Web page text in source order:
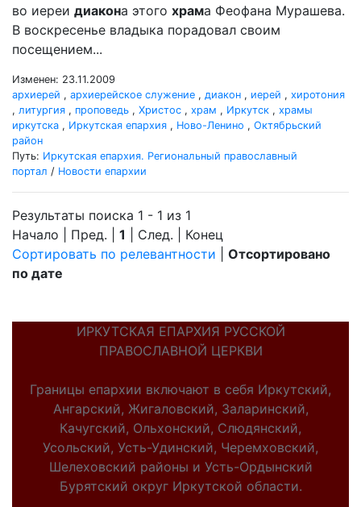
во иереи диакона этого храма Феофана Мурашева.
В воскресенье владыка порадовал своим
посещением...
Изменен: 23.11.2009
архиерей , архиерейское служение , диакон , иерей , хиротония
, литургия , проповедь , Христос , храм , Иркутск , храмы
иркутска , Иркутская епархия , Ново-Ленино , Октябрьский
район
Путь: Иркутская епархия. Региональный православный
портал / Новости епархии
Результаты поиска 1 - 1 из 1
Начало | Пред. | 1 | След. | Конец
Сортировать по релевантности
Отсортировано
по дате
ИРКУТСКАЯ ЕПАРХИЯ РУССКОЙ
ПРАВОСЛАВНОЙ ЦЕРКВИ
Границы епархии включают в себя Иркутский,
Ангарский, Жигаловский, Заларинский,
Качугский, Ольхонский, Слюдянский,
Усольский, Усть-Удинский, Черемховский,
Шелеховский районы и Усть-Ордынский
Бурятский округ Иркутской области.